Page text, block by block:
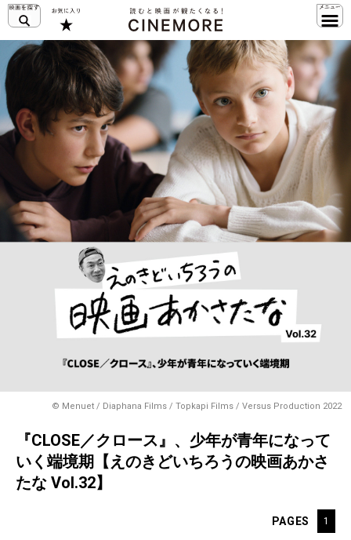
© Menuet / Diaphana Films / Topkapi Films / Versus Production 2022
『CLOSE／クロース』、少年が青年になって
いく端境期【えのきどいちろうの映画あかさ
たな Vol.32】
PAGES 1